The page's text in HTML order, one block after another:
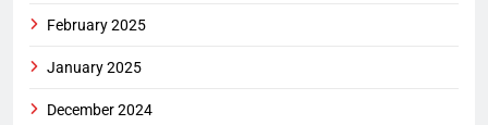
February 2025
January 2025
December 2024